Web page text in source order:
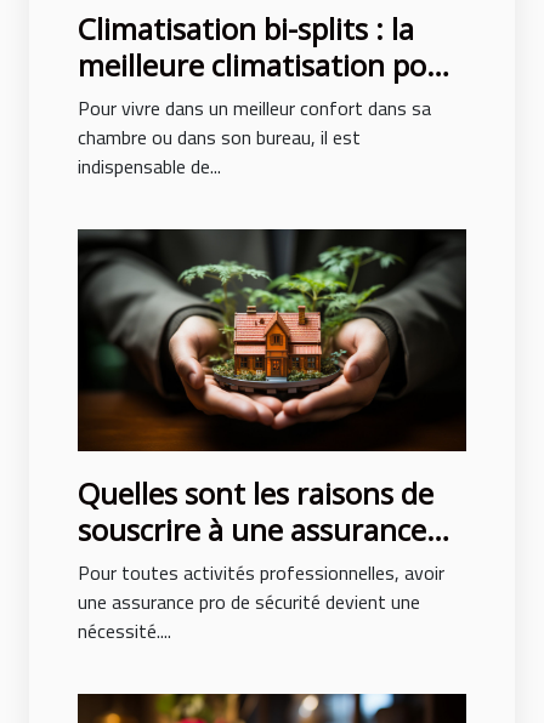
Climatisation bi-splits : la
meilleure climatisation pour
un confort des pièces
Pour vivre dans un meilleur confort dans sa
chambre ou dans son bureau, il est
indispensable de...
Quelles sont les raisons de
souscrire à une assurance
pro sécurité ?
Pour toutes activités professionnelles, avoir
une assurance pro de sécurité devient une
nécessité....